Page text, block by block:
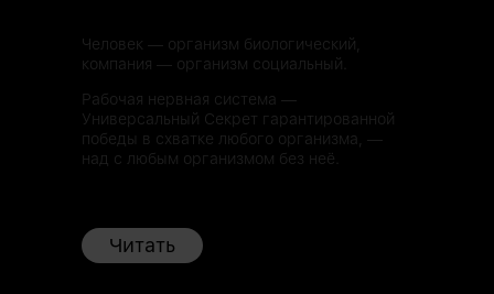
Человек — организм биологический,
компания — организм социальный.
Рабочая нервная система —
Универсальный Секрет гарантированной
победы в схватке любого организма, —
над с любым организмом без неё.
Читать